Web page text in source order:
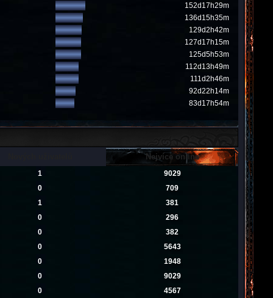
152d17h29m
136d15h35m
129d2h42m
127d17h15m
125d5h53m
112d13h49m
111d2h46m
92d22h14m
83d17h54m
Nejvíce online
1
9029
0
709
1
381
0
296
0
382
0
5643
0
1948
0
9029
0
4567